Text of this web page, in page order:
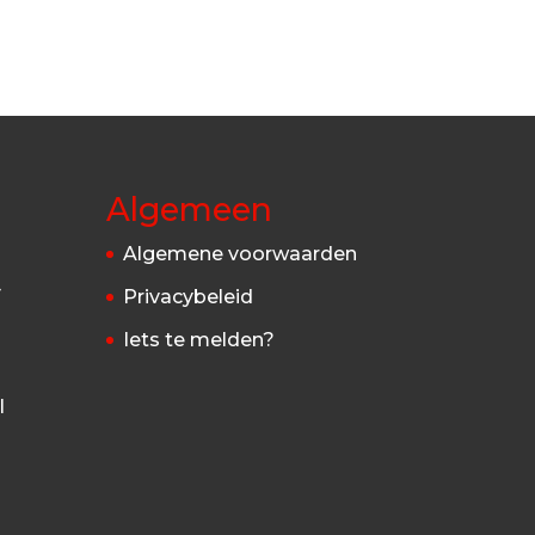
Algemeen
Algemene voorwaarden
Privacybeleid
Iets te melden?